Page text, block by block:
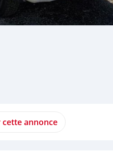
cette annonce